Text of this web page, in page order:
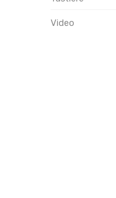
Video